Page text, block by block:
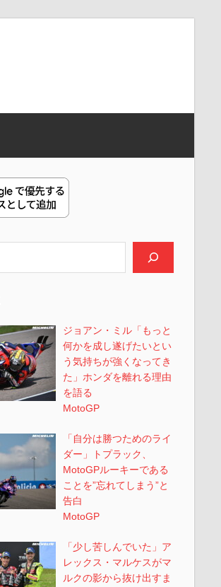
ジョアン・ミル「もっと
何かを成し遂げたいとい
う気持ちが強くなってき
た」ホンダを離れる理由
を語る
MotoGP
「自分は勝つためのライ
ダー」トプラック、
MotoGPルーキーである
ことを”忘れてしまう”と
告白
MotoGP
「少し苦しんでいた」ア
レックス・マルケスがマ
ルクの影から抜け出すま